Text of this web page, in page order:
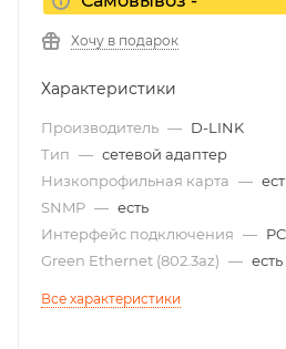
Хочу в подарок
Характеристики
Производитель — D-LINK
Тип — сетевой адаптер
Низкопрофильная карта —
SNMP — есть
Интерфейс подключения —
Green Ethernet (802.3az) — есть
Все характеристики